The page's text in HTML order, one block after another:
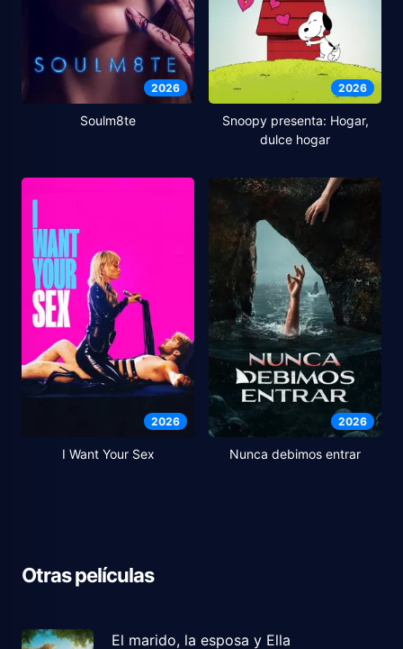
2026
Soulm8te
2026
Snoopy presenta: Hogar,
dulce hogar
2026
I Want Your Sex
2026
Nunca debimos entrar
Otras películas
El marido, la esposa y Ella